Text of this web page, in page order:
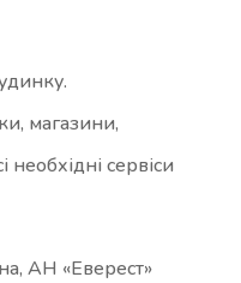
магазини,
необхідні сервіси
АН «Еверест»